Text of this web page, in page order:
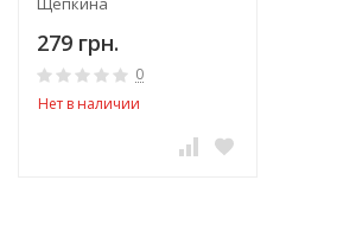
279 грн.
0
Нет в наличии